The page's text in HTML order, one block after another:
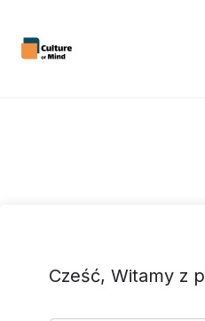
content
Cześć, Witamy z